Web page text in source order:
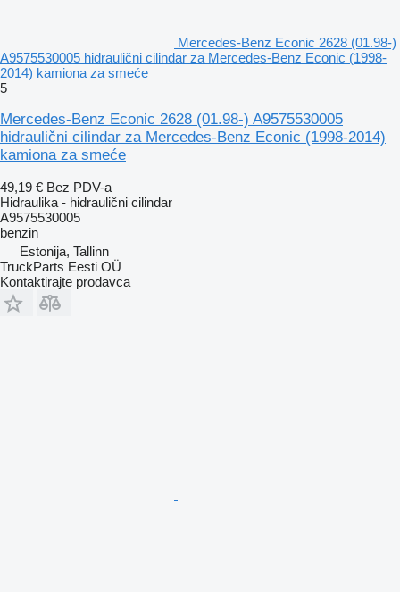
Mercedes-Benz Econic 2628 (01.98-)
A9575530005 hidraulični cilindar za Mercedes-Benz Econic (1998-
2014) kamiona za smeće
5
Mercedes-Benz Econic 2628 (01.98-) A9575530005
hidraulični cilindar za Mercedes-Benz Econic (1998-2014)
kamiona za smeće
49,19 € Bez PDV-a
Hidraulika - hidraulični cilindar
A9575530005
benzin
Estonija, Tallinn
TruckParts Eesti OÜ
Kontaktirajte prodavca